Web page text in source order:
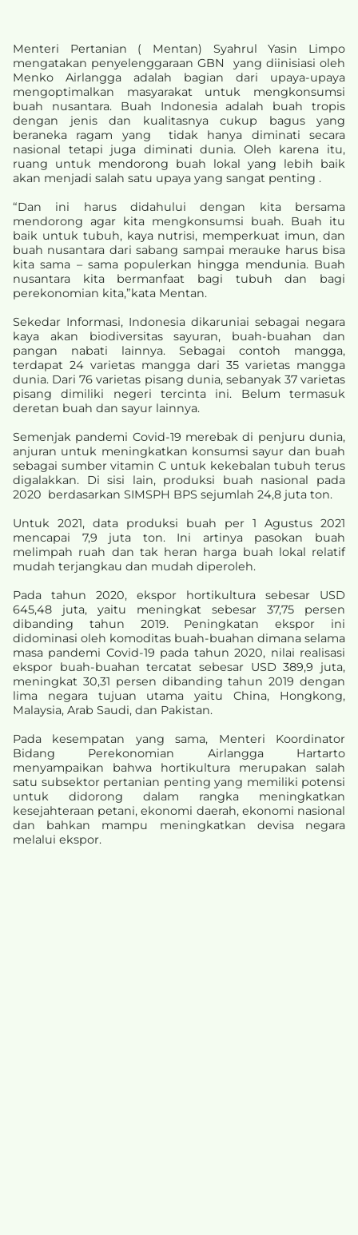
Menteri Pertanian ( Mentan) Syahrul Yasin Limpo
mengatakan penyelenggaraan GBN yang diinisiasi oleh
Menko Airlangga adalah bagian dari upaya-upaya
mengoptimalkan masyarakat untuk mengkonsumsi
buah nusantara. Buah Indonesia adalah buah tropis
dengan jenis dan kualitasnya cukup bagus yang
beraneka ragam yang tidak hanya diminati secara
nasional tetapi juga diminati dunia. Oleh karena itu,
ruang untuk mendorong buah lokal yang lebih baik
akan menjadi salah satu upaya yang sangat penting .
“Dan ini harus didahului dengan kita bersama
mendorong agar kita mengkonsumsi buah. Buah itu
baik untuk tubuh, kaya nutrisi, memperkuat imun, dan
buah nusantara dari sabang sampai merauke harus bisa
kita sama – sama populerkan hingga mendunia. Buah
nusantara kita bermanfaat bagi tubuh dan bagi
perekonomian kita,”kata Mentan.
Sekedar Informasi, Indonesia dikaruniai sebagai negara
kaya akan biodiversitas sayuran, buah-buahan dan
pangan nabati lainnya. Sebagai contoh mangga,
terdapat 24 varietas mangga dari 35 varietas mangga
dunia. Dari 76 varietas pisang dunia, sebanyak 37 varietas
pisang dimiliki negeri tercinta ini. Belum termasuk
deretan buah dan sayur lainnya.
Semenjak pandemi Covid-19 merebak di penjuru dunia,
anjuran untuk meningkatkan konsumsi sayur dan buah
sebagai sumber vitamin C untuk kekebalan tubuh terus
digalakkan. Di sisi lain, produksi buah nasional pada
2020 berdasarkan SIMSPH BPS sejumlah 24,8 juta ton.
Untuk 2021, data produksi buah per 1 Agustus 2021
mencapai 7,9 juta ton. Ini artinya pasokan buah
melimpah ruah dan tak heran harga buah lokal relatif
mudah terjangkau dan mudah diperoleh.
Pada tahun 2020, ekspor hortikultura sebesar USD
645,48 juta, yaitu meningkat sebesar 37,75 persen
dibanding tahun 2019. Peningkatan ekspor ini
didominasi oleh komoditas buah-buahan dimana selama
masa pandemi Covid-19 pada tahun 2020, nilai realisasi
ekspor buah-buahan tercatat sebesar USD 389,9 juta,
meningkat 30,31 persen dibanding tahun 2019 dengan
lima negara tujuan utama yaitu China, Hongkong,
Malaysia, Arab Saudi, dan Pakistan.
Pada kesempatan yang sama, Menteri Koordinator
Bidang Perekonomian Airlangga Hartarto
menyampaikan bahwa hortikultura merupakan salah
satu subsektor pertanian penting yang memiliki potensi
untuk didorong dalam rangka meningkatkan
kesejahteraan petani, ekonomi daerah, ekonomi nasional
dan bahkan mampu meningkatkan devisa negara
melalui ekspor.